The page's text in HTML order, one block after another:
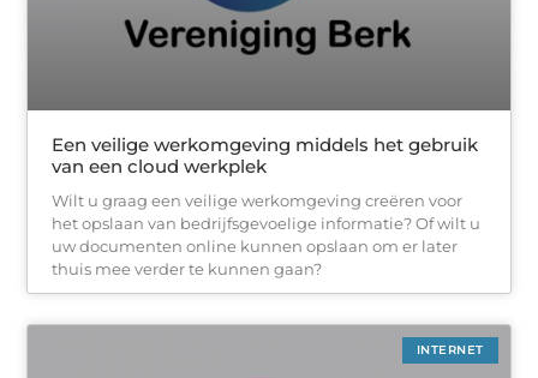
Een veilige werkomgeving middels het gebruik
van een cloud werkplek
Wilt u graag een veilige werkomgeving creëren voor
het opslaan van bedrijfsgevoelige informatie? Of wilt u
uw documenten online kunnen opslaan om er later
thuis mee verder te kunnen gaan?
INTERNET